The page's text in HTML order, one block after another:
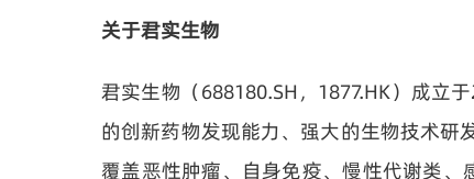
关于君实生物
君实生物（688180.SH，1877.HK）成立
的创新药物发现能力、强大的生物技术研
覆盖恶性肿瘤、自身免疫、慢性代谢类、